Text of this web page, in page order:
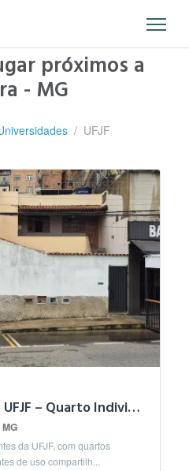
próximos a
- MG
UFJF
🏠 ESTUDANTES DA UFJF – Quarto Individual – Vaga Masculina
da UFJF, com quartos
de uso compartilh...